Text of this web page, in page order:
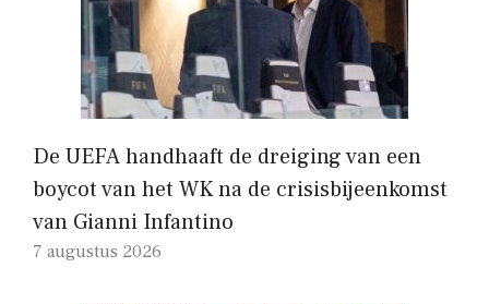
De UEFA handhaaft de dreiging van een
boycot van het WK na de crisisbijeenkomst
van Gianni Infantino
7 augustus 2026